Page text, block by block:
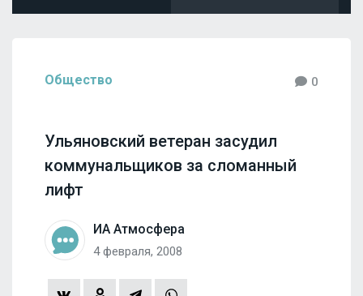
Общество 0
Ульяновский ветеран засудил
коммунальщиков за сломанный
лифт
ИА Атмосфера
4 февраля, 2008